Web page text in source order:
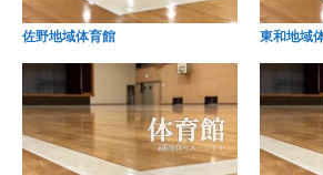
佐野地域体育館 東和地域